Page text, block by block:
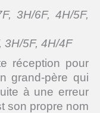
3H/6F, 4H/5F,
3H/5F, 4H/4F
réception pour
grand-père qui
à une erreur
son propre nom